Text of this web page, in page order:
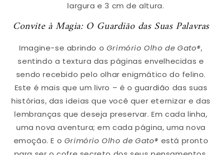
largura e 3 cm de altura.
Convite à Magia: O Guardião das Suas Palavras
Imagine-se abrindo o Grimório Olho de Gato®,
sentindo a textura das páginas envelhecidas e
sendo recebido pelo olhar enigmático do felino.
Este é mais que um livro – é o guardião das suas
histórias, das ideias que você quer eternizar e das
lembranças que deseja preservar. Em cada linha,
uma nova aventura; em cada página, uma nova
emoção. E o Grimório Olho de Gato® está pronto